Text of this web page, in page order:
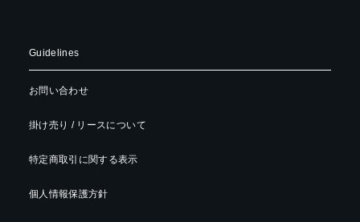
Guidelines
お問い合わせ
掛け売り / リースについて
特定商取引に関する表示
個人情報保護方針